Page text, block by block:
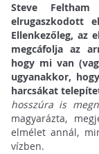
Steve
elrugaszkodott
Ellenkezőleg, az
megcáfolja az
hogy mi van
ugyanakkor,
harcsákat
hosszúra is
magyarázta,
elmélet annál,
vízben.